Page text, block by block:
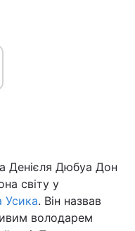
Денієля Дюбуа Дон
світу у
Усика. Він назвав
володарем